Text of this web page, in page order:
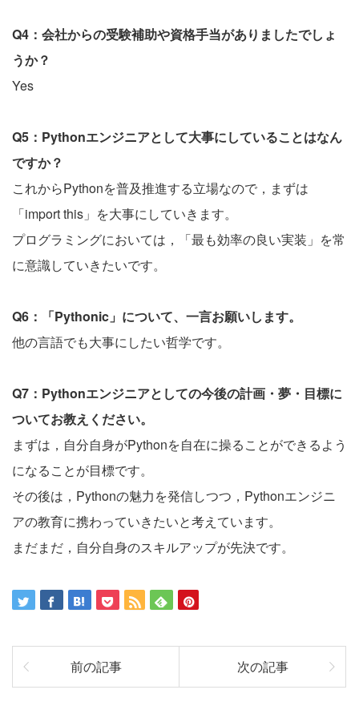
Q4：会社からの受験補助や資格手当がありましたでしょ
うか？
Yes
Q5：Pythonエンジニアとして大事にしていることはなん
ですか？
これからPythonを普及推進する立場なので，まずは
「import this」を大事にしていきます。
プログラミングにおいては，「最も効率の良い実装」を常
に意識していきたいです。
Q6：「Pythonic」について、一言お願いします。
他の言語でも大事にしたい哲学です。
Q7：Pythonエンジニアとしての今後の計画・夢・目標に
ついてお教えください。
まずは，自分自身がPythonを自在に操ることができるよう
になることが目標です。
その後は，Pythonの魅力を発信しつつ，Pythonエンジニ
アの教育に携わっていきたいと考えています。
まだまだ，自分自身のスキルアップが先決です。
前の記事 次の記事